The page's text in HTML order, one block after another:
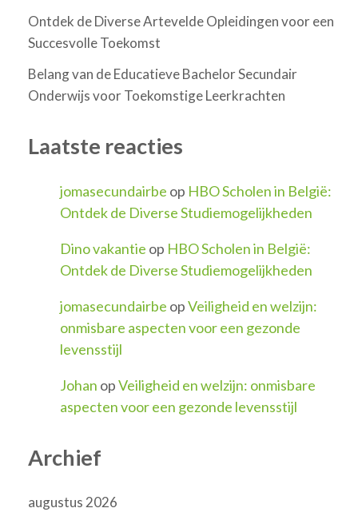
Ontdek de Diverse Artevelde Opleidingen voor een
Succesvolle Toekomst
Belang van de Educatieve Bachelor Secundair
Onderwijs voor Toekomstige Leerkrachten
Laatste reacties
jomasecundairbe op HBO Scholen in België:
Ontdek de Diverse Studiemogelijkheden
Dino vakantie op HBO Scholen in België:
Ontdek de Diverse Studiemogelijkheden
jomasecundairbe opVeiligheid en welzijn:
onmisbare aspecten voor een gezonde
levensstijl
Johan opVeiligheid en welzijn: onmisbare
aspecten voor een gezonde levensstijl
Archief
augustus 2026